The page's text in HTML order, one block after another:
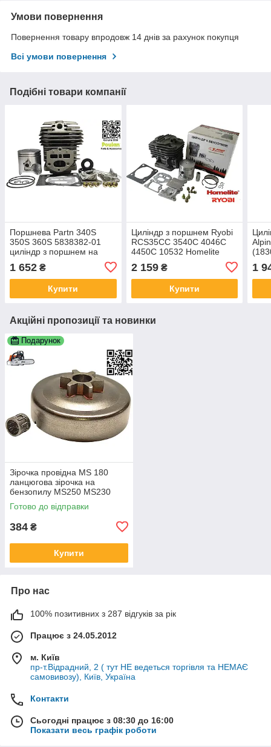
Умови повернення
Повернення товару впродовж 14 днів за рахунок покупця
Всі умови повернення
Подібні товари компанії
Поршнева Partn 340S
350S 360S 5838382-01
циліндр з поршнем на
мотопил
1 652 ₴
Купити
Циліндр з поршнем Ryobi
RCS35CС 3540C 4046С
4450С 10532 Homelite
Хомлайт поршнева група
ЦПГ Т2128
2 159₴
Купити
1
Акційні пропозиції та новинки
Подарунок
Зірочка провідна MS 180
ланцюгова зірочка на
бензопилу MS250 MS230
MS210 MS170 барабан
MS190T тарелка MS191
Готово до відправки
384 ₴
Купити
Про нас
100% позитивних з 287 відгуків за рік
Працює з 24.05.2012
м. Київ
пр-т.Відрадний, 2 ( тут НЕ ведеться торгівля та НЕМАЄ
самовивозу), Київ, Україна
Контакти
Сьогодні працює з 08:30 до 16:00
Показати весь графік роботи